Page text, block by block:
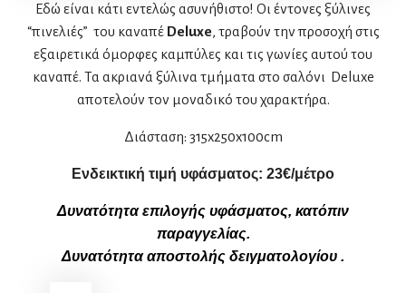
Εδώ είναι κάτι εντελώς ασυνήθιστο! Οι έντονες ξύλινες
“πινελιές” του καναπέ Deluxe, τραβούν την προσοχή στις
εξαιρετικά όμορφες καμπύλες και τις γωνίες αυτού του
καναπέ. Τα ακριανά ξύλινα τμήματα στο σαλόνι Deluxe
αποτελούν τον μοναδικό του χαρακτήρα.
Διάσταση: 315x250x100cm
Ενδεικτική τιμή υφάσματος: 23€/μέτρο
Δυνατότητα επιλογής υφάσματος, κατόπιν
παραγγελίας.
Δυνατότητα αποστολής δειγματολογίου .